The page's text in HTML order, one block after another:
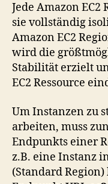
Jede Amazon
sie vollständig
Amazon EC2
wird die
Stabilität erzielt
EC2 Ressource
Um Instanzen zu
arbeiten, muss
Endpunkts einer
z.B. eine Instanz
(Standard